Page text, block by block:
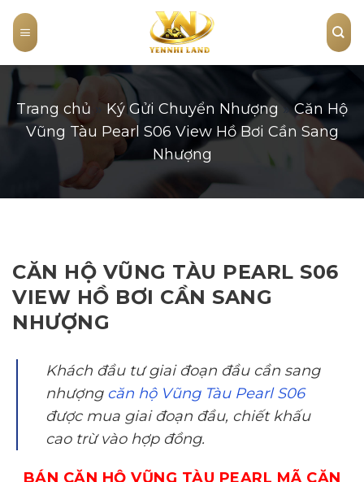
content
Trang chủ »Ký Gửi Chuyển Nhượng »Căn Hộ
Vũng Tàu Pearl S06 View Hồ Bơi Cần Sang
Nhượng
CĂN HỘ VŨNG TÀU PEARL S06
VIEW HỒ BƠI CẦN SANG
NHƯỢNG
Khách đầu tư giai đoạn đầu cần sang
nhượng căn hộ Vũng Tàu Pearl S06
được mua giai đoạn đầu, chiết khấu
cao trừ vào hợp đồng.
BÁN CĂN HỘ VŨNG TÀU PEARL MÃ CĂN